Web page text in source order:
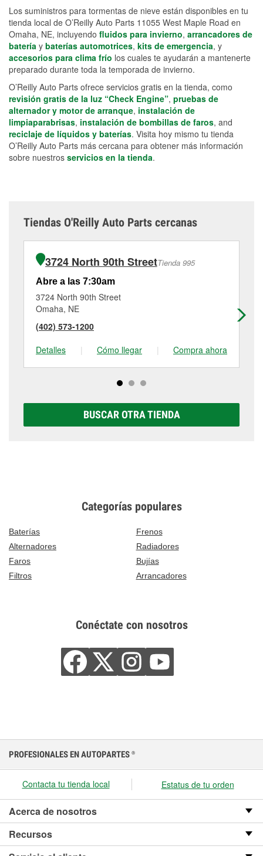
Los suministros para tormentas de nieve están disponibles en tu
tienda local de O’Reilly Auto Parts 11055 West Maple Road en
Omaha, NE, incluyendo fluidos para invierno, arrancadores de
batería y baterías automotrices, kits de emergencia, y
accesorios para clima frío los cuales te ayudarán a mantenerte
preparado durante toda la temporada de invierno.
O’Reilly Auto Parts ofrece servicios gratis en la tienda, como
revisión gratis de la luz “Check Engine”, pruebas de
alternador y motor de arranque, instalación de
limpiaparabrisas, instalación de bombillas de faros, and
reciclaje de líquidos y baterías. Visita hoy mismo tu tienda
O’Reilly Auto Parts más cercana para obtener más información
sobre nuestros servicios en la tienda.
Tiendas O'Reilly Auto Parts cercanas
3724 North 90th StreetTienda 995
Abre a las 7:30am
3724 North 90th Street
Omaha, NE
(402) 573-1200
Detalles
| Cómo llegar | Compra ahora
BUSCAR OTRA TIENDA
Categorías populares
Baterías
Frenos
Alternadores
Radiadores
Faros
Bujías
Filtros
Arrancadores
Conéctate con nosotros
PROFESIONALES EN AUTOPARTES ®
Contacta tu tienda local Estatus de tu orden
Acerca de nosotros
Recursos